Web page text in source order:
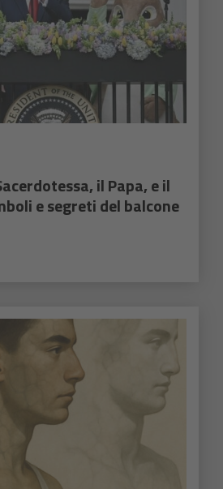
il Papa, e il
e segreti del balcone